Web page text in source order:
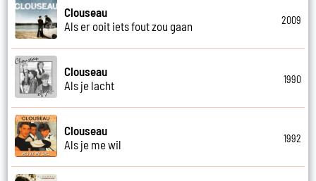
Clouseau
Als er ooit iets fout zou gaan
2009
Clouseau
Als je lacht
1990
Clouseau
Als je me wil
1992